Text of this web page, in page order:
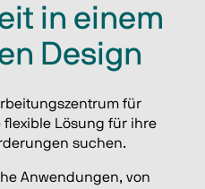
in einem
Design
für
flexible Lösung für ihre
suchen.
Anwendungen, von